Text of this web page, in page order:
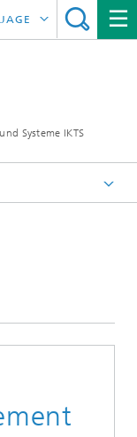
Systeme IKTS